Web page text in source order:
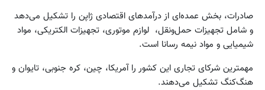
صادرات، بخش عمده‌ای از درآمدهای اقتصادی ژاپن را تشکیل می‌دهد
و شامل تجهیزات حمل‌ونقل، لوازم موتوری، تجهیزات الکتریکی، ‌مواد
شیمیایی و مواد نیمه رسانا است.
مهمترین شرکای تجاری این کشور را آمریکا، چین، کره جنوبی، تایوان و
هنگ‌کنگ تشکیل می‌دهند.